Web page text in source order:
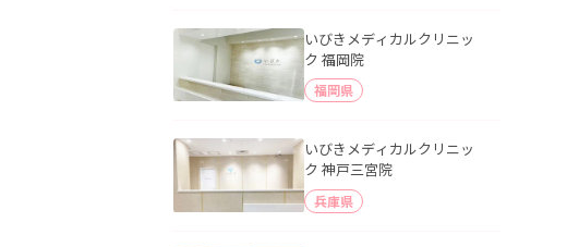
いびきメディカルクリニッ
ク 福岡院
福岡県
いびきメディカルクリニッ
ク 神戸三宮院
兵庫県